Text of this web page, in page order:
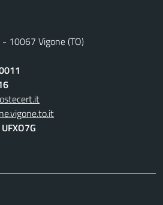
- 10067 Vigone (TO)
UFXO7G